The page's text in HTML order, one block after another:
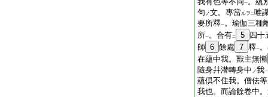
一
句 ノ文。專當ルヲ 二唯
要所釋一。瑜伽三種
所一。合有二 5 四十
師 6 餘處 7 釋一
在蘊中我。獸主無慚
隨身幷潜轉身中 ノ我一
蘊倶不住我。僧佉
我也。而論餘卷中